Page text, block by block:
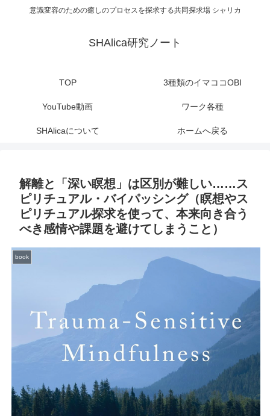
意識変容のための癒しのプロセスを探求する共同探求場 シャリカ
SHAlica研究ノート
TOP 3種類のイマココOBI
YouTube動画 ワーク各種
SHAlicaについて ホームへ戻る
解離と「深い瞑想」は区別が難しい……ス
ピリチュアル・バイパッシング（瞑想やス
ピリチュアル探求を使って、本来向き合う
べき感情や課題を避けてしまうこと）
book